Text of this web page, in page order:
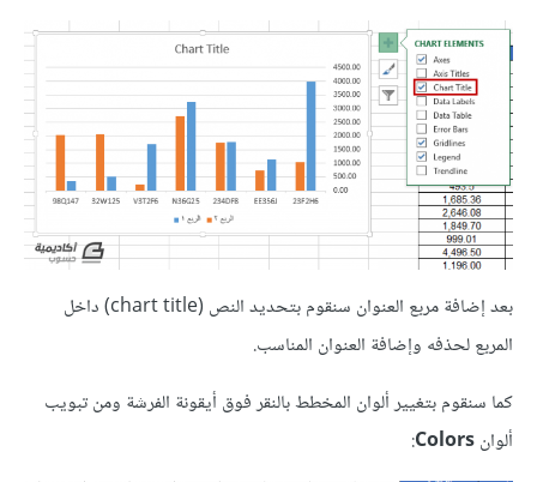
بعد إضافة مربع العنوان سنقوم بتحديد النص (chart title) داخل
المربع لحذفه وإضافة العنوان المناسب.
كما سنقوم بتغيير ألوان المخطط بالنقر فوق أيقونة الفرشة ومن تبويب
ألوانColors
: